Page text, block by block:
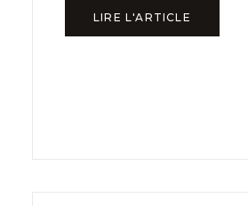
LIRE L'ARTICLE